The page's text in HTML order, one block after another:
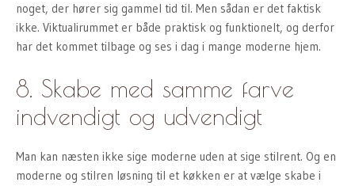
noget, der hører sig gammel tid til. Men sådan er det faktisk
ikke. Viktualirummet er både praktisk og funktionelt, og derfor
har det kommet tilbage og ses i dag i mange moderne hjem.
8. Skabe med samme farve
indvendigt og udvendigt
Man kan næsten ikke sige moderne uden at sige stilrent. Og en
moderne og stilren løsning til et køkken er at vælge skabe i